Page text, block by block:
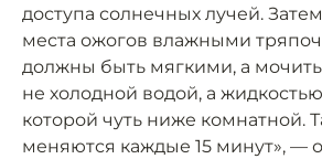
доступа солнечных лучей.
места ожогов влажными
должны быть мягкими, а
не холодной водой, а
которой чуть ниже комнатной.
меняются каждые 15 минут», —